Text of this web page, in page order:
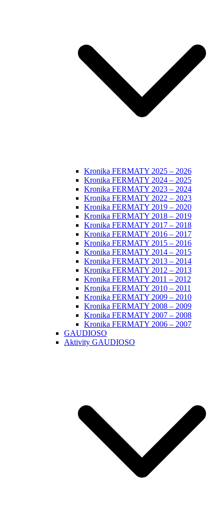
Kronika FERMATY 2025 – 2026
Kronika FERMATY 2024 – 2025
Kronika FERMATY 2023 – 2024
Kronika FERMATY 2022 – 2023
Kronika FERMATY 2019 – 2020
Kronika FERMATY 2018 – 2019
Kronika FERMATY 2017 – 2018
Kronika FERMATY 2016 – 2017
Kronika FERMATY 2015 – 2016
Kronika FERMATY 2014 – 2015
Kronika FERMATY 2013 – 2014
Kronika FERMATY 2012 – 2013
Kronika FERMATY 2011 – 2012
Kronika FERMATY 2010 – 2011
Kronika FERMATY 2009 – 2010
Kronika FERMATY 2008 – 2009
Kronika FERMATY 2007 – 2008
Kronika FERMATY 2006 – 2007
GAUDIOSO
Aktivity GAUDIOSO